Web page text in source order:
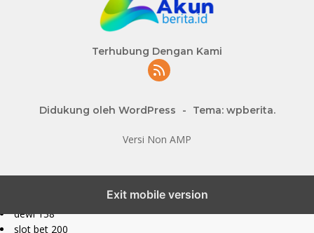
Terhubung Dengan Kami
Didukung oleh WordPress - Tema: wpberita.
Versi Non AMP
Exit mobile version
dewi 138
slot bet 200